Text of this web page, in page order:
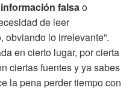
falsao
de leer
obviando lo irrelevante”.
en cierto lugar, por cierta
ciertas fuentes y ya sabes
la pena perder tiempo con